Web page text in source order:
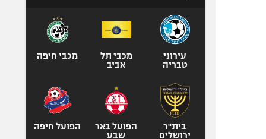
כדורעף
ספורט אולימפי
עירוני
טבריה
מכבי תל
אביב
מכבי חיפה
בית"ר
ירושלים
הפועל באר
שבע
הפועל חיפה